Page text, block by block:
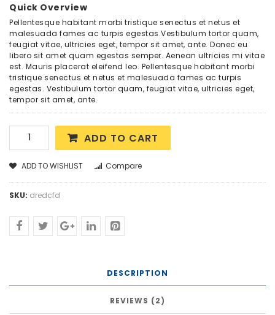
Quick Overview
Pellentesque habitant morbi tristique senectus et netus et
malesuada fames ac turpis egestas.Vestibulum tortor quam,
feugiat vitae, ultricies eget, tempor sit amet, ante. Donec eu
libero sit amet quam egestas semper. Aenean ultricies mi vitae
est. Mauris placerat eleifend leo. Pellentesque habitant morbi
tristique senectus et netus et malesuada fames ac turpis
egestas. Vestibulum tortor quam, feugiat vitae, ultricies eget,
tempor sit amet, ante.
ADD TO CART
ADD TO WISHLIST Compare
SKU: dredcfd
DESCRIPTION
REVIEWS (2)